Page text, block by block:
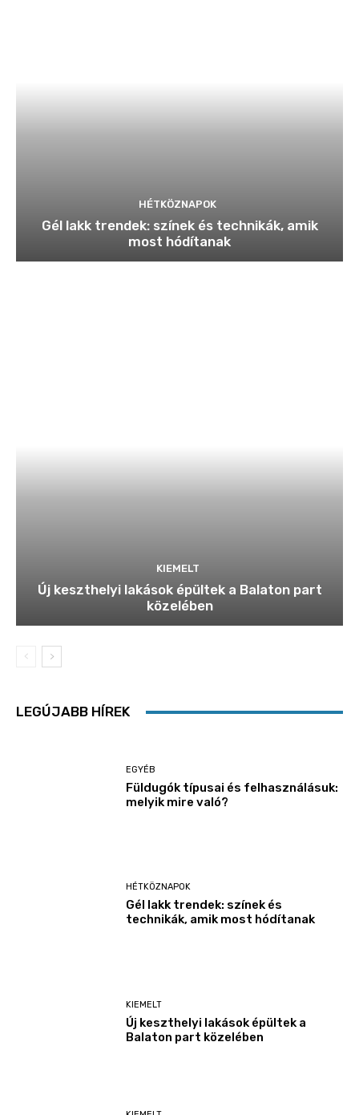
HÉTKÖZNAPOK
Gél lakk trendek: színek és technikák, amik
most hódítanak
KIEMELT
Új keszthelyi lakások épültek a Balaton part
közelében
LEGÚJABB HÍREK
EGYÉB
Füldugók típusai és felhasználásuk:
melyik mire való?
HÉTKÖZNAPOK
Gél lakk trendek: színek és
technikák, amik most hódítanak
KIEMELT
Új keszthelyi lakások épültek a
Balaton part közelében